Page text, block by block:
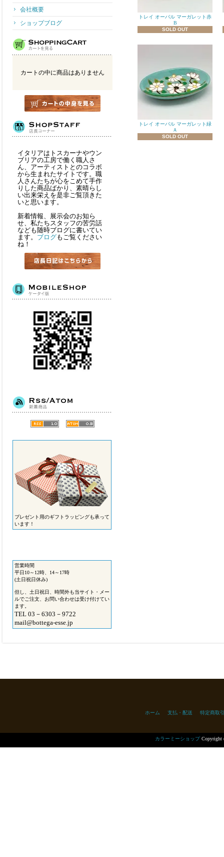
会社概要
ショップブログ
カートの中に商品はありません
イタリアはトスカーナやウン
ブリアの工房で働く職人さ
ん、アーティストとのコラボ
から生まれたサイトです。職
人さんたちが心をこめて手作
りした商品ばかり、素晴らし
い出来栄えを是非ご覧頂きた
いと思います。
新着情報、展示会のお知ら
せ、私たちスタッフの苦労話
なども随時ブログに書いてい
ます。 ブログもご覧ください
ね！
プレゼント用のギフトラッピングも承って
います！
営業時間
平日10～12時、14～17時
(土日祝日休み)
但し、土日祝日、時間外も当サイト・メー
ルでご注文、お問い合わせは受け付けてい
ます。
TEL 03－6303－9722
mail@bottega-esse.jp
トレイ オーバル マーガレット赤
B
SOLD OUT
トレイ オーバル マーガレット緑
Ａ
SOLD OUT
ホーム 支払・配送 特定商取
カラーミーショップCopyright